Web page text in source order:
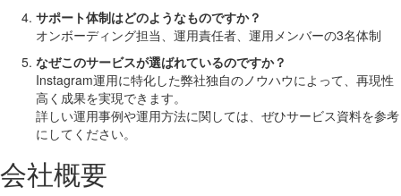
サポート体制はどのようなものですか？
オンボーディング担当、運用責任者、運用メンバーの3名体制
なぜこのサービスが選ばれているのですか？
Instagram運用に特化した弊社独自のノウハウによって、再現性
高く成果を実現できます。
詳しい運用事例や運用方法に関しては、ぜひサービス資料を参考
にしてください。
会社概要